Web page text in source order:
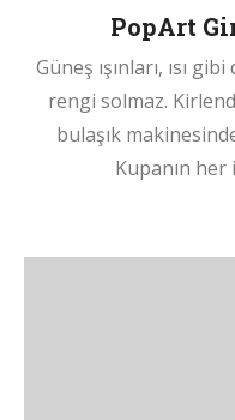
PopArt
Güneş ışınları, ısı
rengi solmaz.
bulaşık
Kupanın her